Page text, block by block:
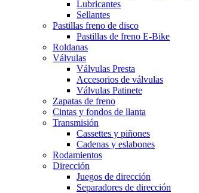
Lubricantes
Sellantes
Pastillas freno de disco
Pastillas de freno E-Bike
Roldanas
Válvulas
Válvulas Presta
Accesorios de válvulas
Válvulas Patinete
Zapatas de freno
Cintas y fondos de llanta
Transmisión
Cassettes y piñones
Cadenas y eslabones
Rodamientos
Dirección
Juegos de dirección
Separadores de dirección